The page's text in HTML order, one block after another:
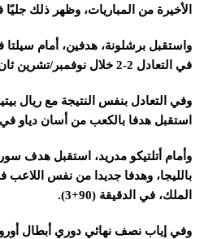
الأخيرة من المباريات، وظهر ذلك جليًا في 6
في التعادل 2-2 خلال نوفمبر/تشرين ثان الماضي.
وفي التعادل بنفس النتيجة مع ريال
استقبل هدفا بالكعب من أسان دياو في
بالليجا، وهدفا جديدا من نفس
الملك، في الدقيقة (90+3).
وفي إياب نصف نهائي دوري أبطال